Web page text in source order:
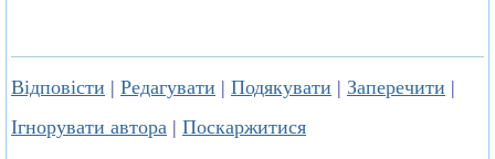
Відповісти | Редагувати | Подякувати | Заперечити |
Ігнорувати автора | Поскаржитися